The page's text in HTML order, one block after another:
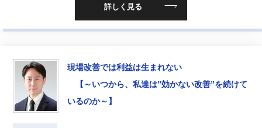
詳しく見る
現場改善では利益は生まれない
【～いつから、私達は”効かない改善”を続けて
いるのか～】